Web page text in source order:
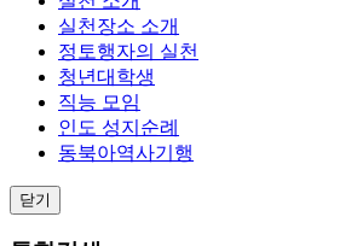
실천장소 소개
정토행자의 실천
청년대학생
직능 모임
인도 성지순례
동북아역사기행
닫기